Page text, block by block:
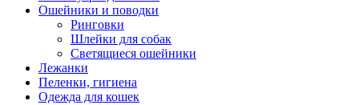
Ошейники и поводки
Ринговки
Шлейки для собак
Светящиеся ошейники
Лежанки
Пеленки, гигиена
Одежда для кошек